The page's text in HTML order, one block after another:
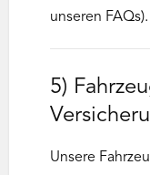
unseren
5)
Unsere